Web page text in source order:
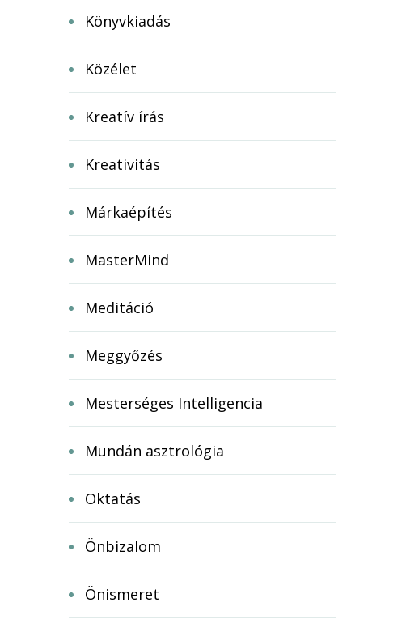
Könyvkiadás
Közélet
Kreatív írás
Kreativitás
Márkaépítés
MasterMind
Meditáció
Meggyőzés
Mesterséges Intelligencia
Mundán asztrológia
Oktatás
Önbizalom
Önismeret